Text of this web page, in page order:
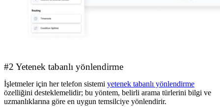
#2 Yetenek tabanlı yönlendirme
İşletmeler için her telefon sistemi yetenek tabanlı yönlendirme
özelliğini desteklemelidir; bu yöntem, belirli arama türlerini bilgi ve
uzmanlıklarına göre en uygun temsilciye yönlendirir.